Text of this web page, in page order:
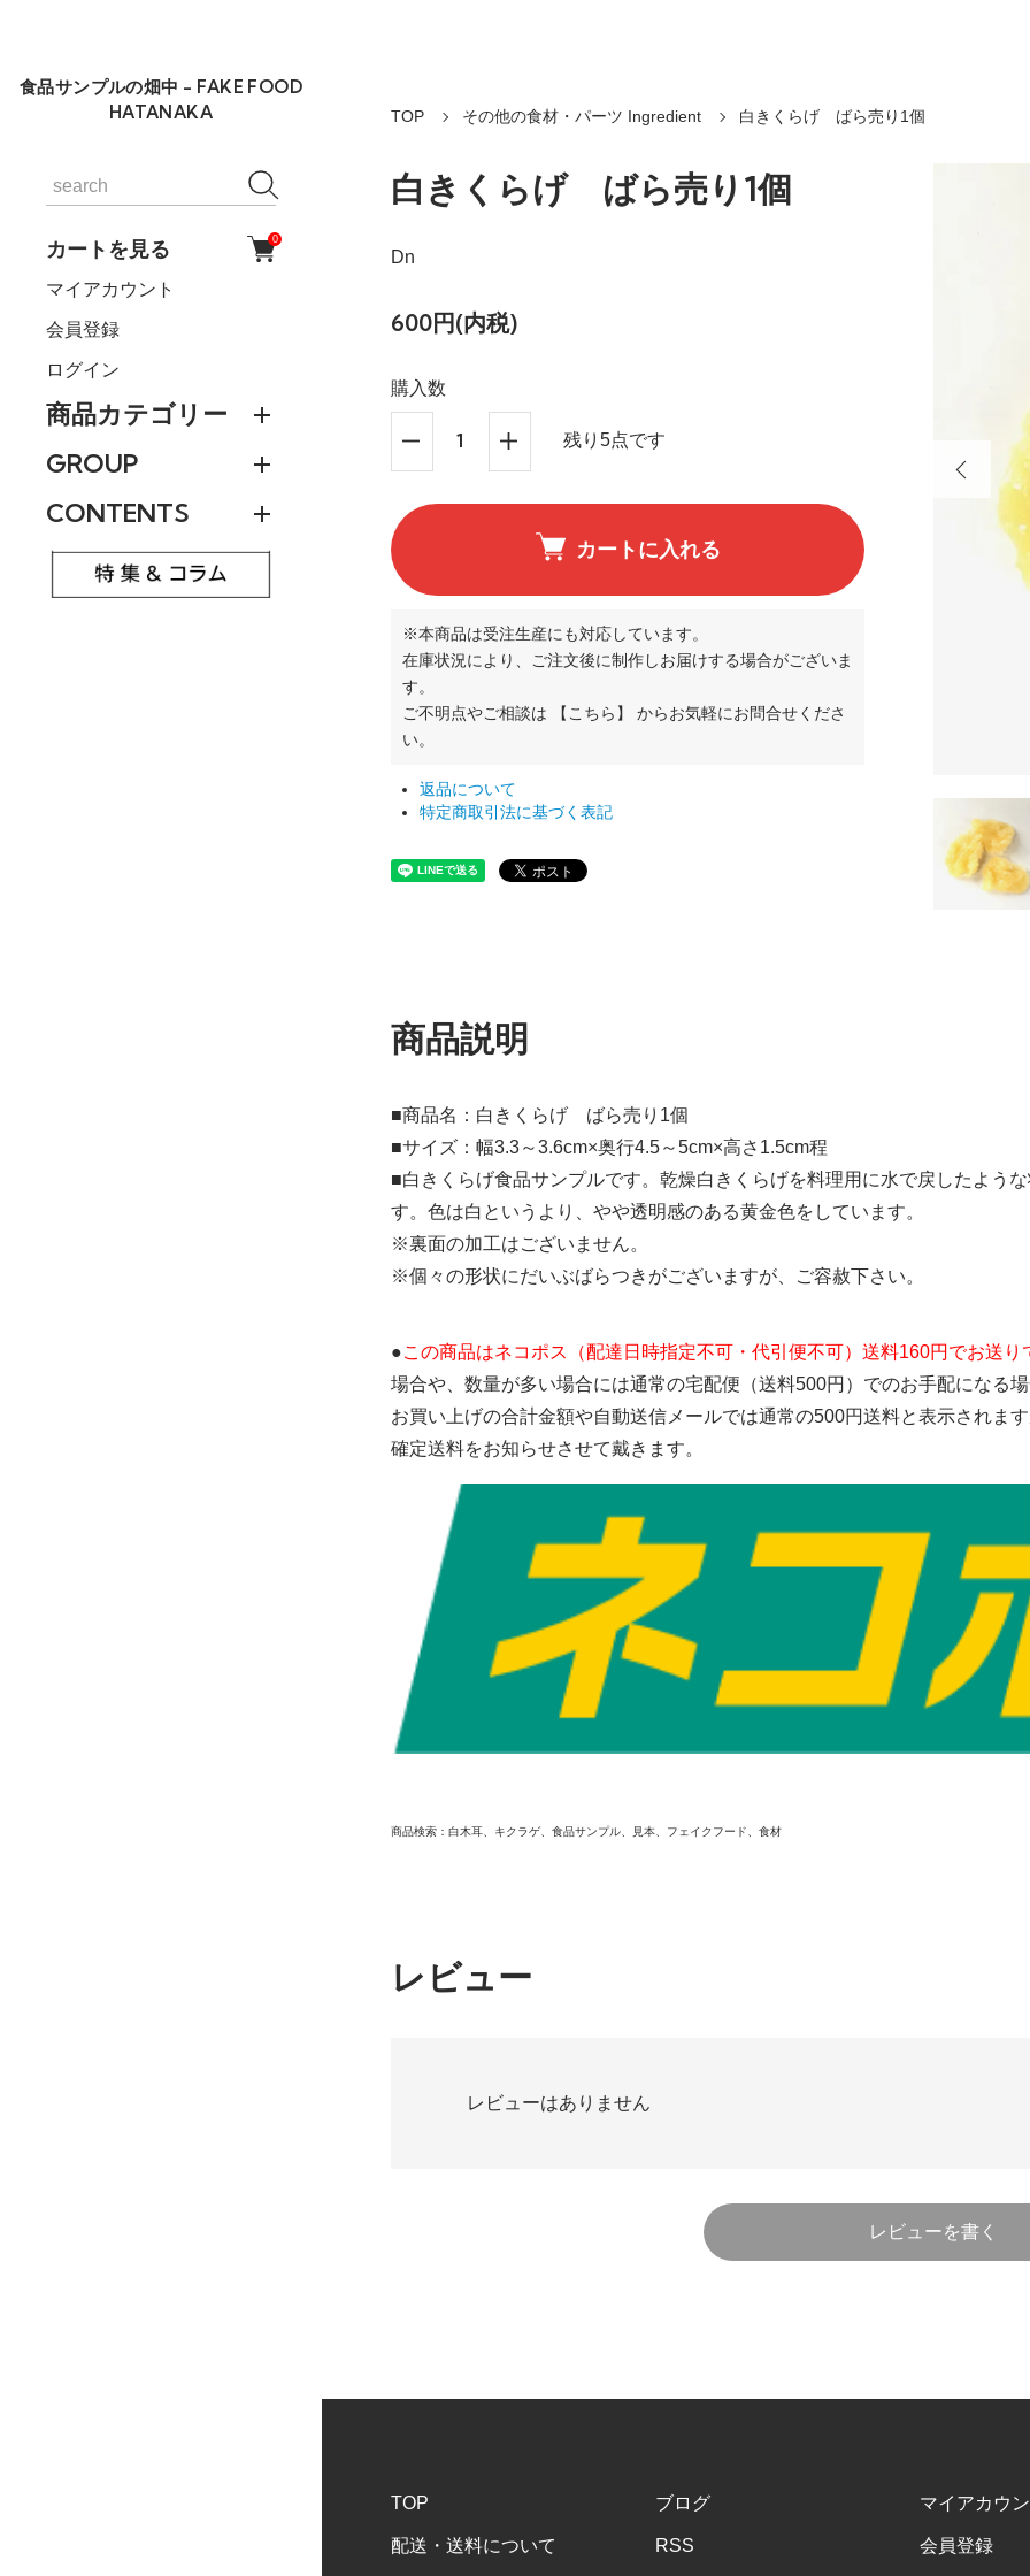
食品サンプルの畑中 - FAKE FOOD
HATANAKA
カートを見る 0
マイアカウント
会員登録
ログイン
商品カテゴリー
GROUP
CONTENTS
TOP その他の食材・パーツ Ingredient 白きくらげ ばら売り1個
白きくらげ ばら売り1個
Dn
600円(内税)
購入数
残り5点です
カートに入れる
※本商品は受注生産にも対応しています。
在庫状況により、ご注文後に制作しお届けする場合がございま
す。
ご不明点やご相談は
【こちら】
からお気軽にお問合せくださ
い。
返品について
特定商取引法に基づく表記
商品説明
■商品名：白きくらげ ばら売り1個
■サイズ：幅3.3～3.6cm×奥行4.5～5cm×高さ1.5cm程
■白きくらげ食品サンプルです。乾燥白きくらげを料理用に水で戻したよう
す。色は白というより、やや透明感のある黄金色をしています。
※裏面の加工はございません。
※個々の形状にだいぶばらつきがございますが、ご容赦下さい。
●この商品はネコポス（配達日時指定不可・代引便不可）送料160円でお送り
場合や、数量が多い場合には通常の宅配便（送料500円）でのお手配になる
お買い上げの合計金額や自動送信メールでは通常の500円送料と表示されま
確定送料をお知らせさせて戴きます。
商品検索：白木耳、キクラゲ、食品サンプル、見本、フェイクフード、食材
レビュー
レビューはありません
レビューを書く
TOP
配送・送料について
ブログ
RSS
マイアカウ
会員登録